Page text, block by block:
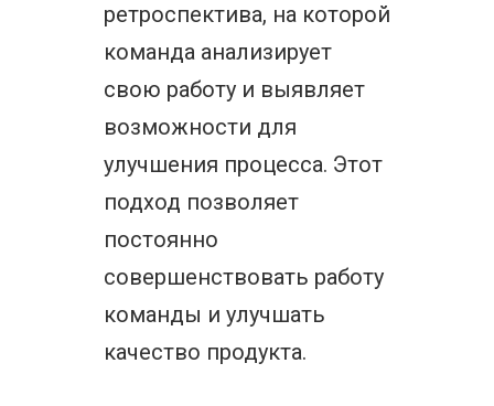
ретроспектива, на которой
команда анализирует
свою работу и выявляет
возможности для
улучшения процесса. Этот
подход позволяет
постоянно
совершенствовать работу
команды и улучшать
качество продукта.